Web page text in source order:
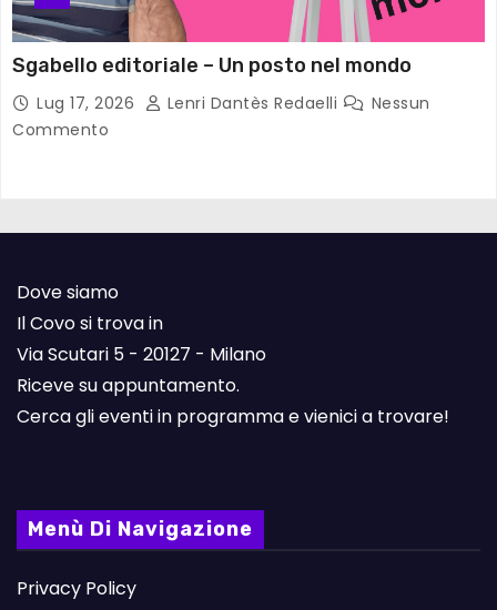
Sgabello editoriale – Un posto nel mondo
Lug 17, 2026 Lenri Dantès Redaelli
Nessun
Commento
Dove siamo
Il Covo si trova in
Via Scutari 5 - 20127 - Milano
Riceve su appuntamento.
Cerca gli eventi in programma e vienici a trovare!
Menù Di Navigazione
Privacy Policy